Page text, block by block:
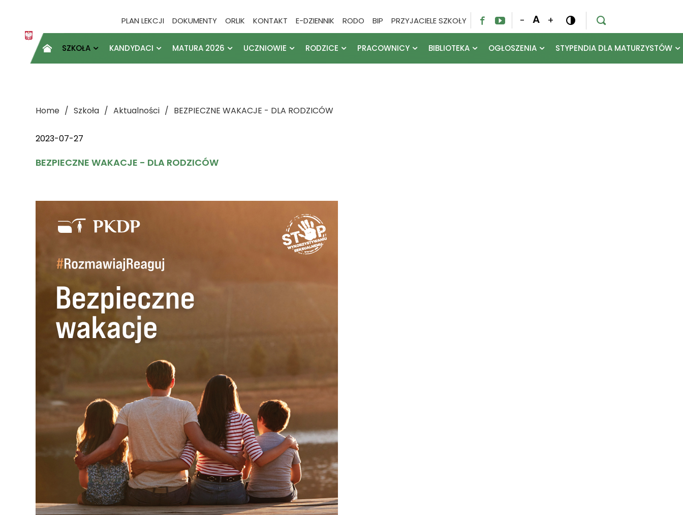
PLAN LEKCJI DOKUMENTY ORLIK KONTAKT E-DZIENNIK RODO BIP PRZYJACIELE SZKOŁY   - A +  
 SZKOŁA KANDYDACI MATURA 2026 UCZNIOWIE RODZICE PRACOWNICY BIBLIOTEKA OGŁOSZENIA STYPENDIA DLA MATURZYSTÓW
Home Szkoła Aktualności BEZPIECZNE WAKACJE - DLA RODZICÓW
2023-07-27
BEZPIECZNE WAKACJE - DLA RODZICÓW